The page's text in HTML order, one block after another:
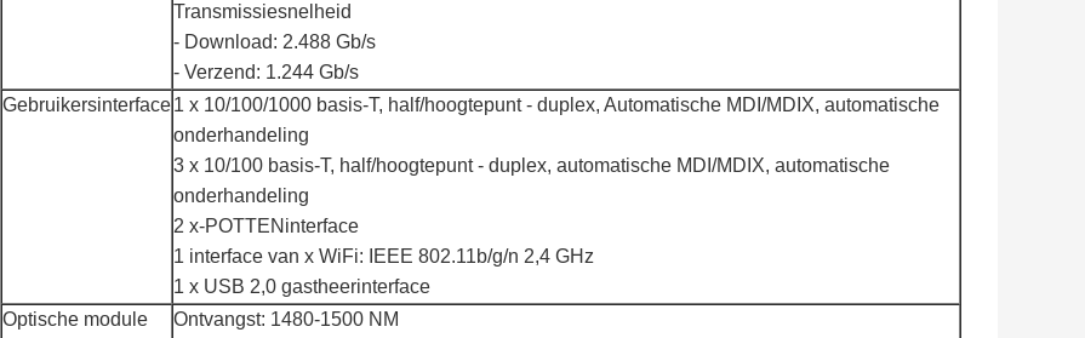
Transmissiesnelheid
- Download: 2.488 Gb/s
- Verzend: 1.244 Gb/s
Gebruikersinterface1 x 10/100/1000 basis-T, half/hoogtepunt - duplex, Automatische MDI/MDIX, automatische
onderhandeling
3 x 10/100 basis-T, half/hoogtepunt - duplex, automatische MDI/MDIX, automatische
onderhandeling
2 x-POTTENinterface
1 interface van x WiFi: IEEE 802.11b/g/n 2,4 GHz
1 x USB 2,0 gastheerinterface
Optische module
Ontvangst: 1480-1500 NM